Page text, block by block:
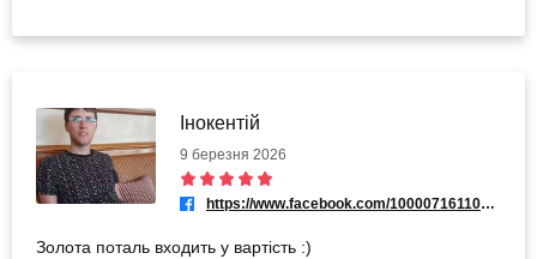
Інокентій
9 березня 2026
https://www.facebook.com/100007161101062
Золота поталь входить у вартість :)